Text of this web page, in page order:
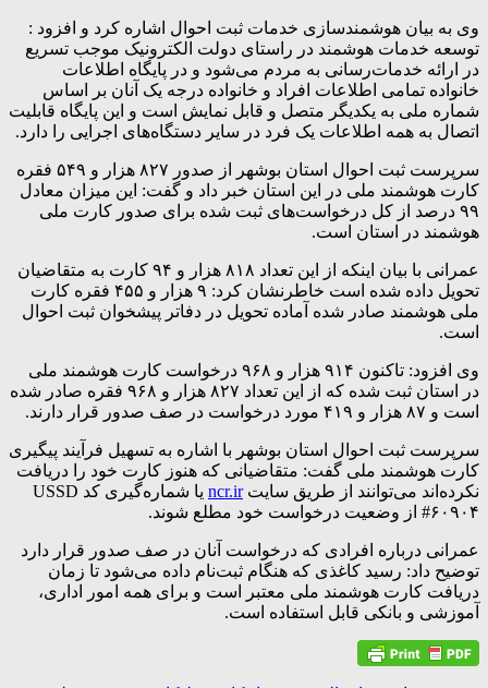
وی به بیان هوشمندسازی خدمات ثبت احوال اشاره کرد و افزود :
توسعه خدمات هوشمند در راستای دولت الکترونیک موجب تسریع
در ارائه خدمات‌رسانی به مردم می‌شود و در پایگاه اطلاعات
خانواده تمامی اطلاعات افراد و خانواده درجه یک آنان بر اساس
شماره ملی به یکدیگر متصل و قابل نمایش است و این پایگاه قابلیت
اتصال به همه اطلاعات یک فرد در سایر ‌دستگاه‌های اجرایی را دارد.
سرپرست ثبت احوال استان بوشهر از صدور ۸۲۷ هزار و ۵۴۹ فقره
کارت هوشمند ملی در این استان خبر داد و گفت: این میزان معادل
۹۹ درصد از کل درخواست‌های ثبت شده برای صدور کارت ملی
هوشمند در استان است.
عمرانی با بیان اینکه از این تعداد ۸۱۸ هزار و ۹۴ کارت به متقاضیان
تحویل داده شده است خاطرنشان کرد: ۹ هزار و ۴۵۵ فقره کارت
ملی هوشمند صادر شده آماده تحویل در دفاتر پیشخوان ثبت احوال
است.
وی افزود: تاکنون ۹۱۴ هزار و ۹۶۸ درخواست کارت هوشمند ملی
در استان ثبت شده که از این تعداد ۸۲۷ هزار و ۹۶۸ فقره صادر شده
است و ۸۷ هزار و ۴۱۹ مورد درخواست در صف صدور قرار دارند.
سرپرست ثبت احوال استان بوشهر با اشاره به تسهیل فرآیند پیگیری
کارت هوشمند ملی گفت: متقاضیانی که هنوز کارت خود را دریافت
نکرده‌اند می‌توانند از طریق سایتncr.ir
یا شماره‌گیری کد USSD
#۶۰۹۰۴ از وضعیت درخواست خود مطلع شوند.
عمرانی درباره افرادی که درخواست آنان در صف صدور قرار دارد
توضیح داد: رسید کاغذی که هنگام ثبت‌نام داده می‌شود تا زمان
دریافت کارت هوشمند ملی معتبر است و برای همه امور اداری،
آموزشی و بانکی قابل استفاده است.